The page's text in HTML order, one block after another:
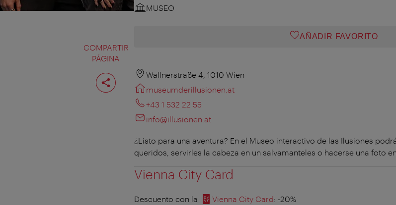
COMPARTIR
PÁGINA
Compartir
página
MUSEO
AÑADIR FAVORITO
Wallnerstraße 4, 1010 Wien
museumderillusionen.at
+43 1 532 22 55
info@illusionen.at
¿Listo para una aventura? En el Museo interactivo de las Ilusiones
queridos, servirles la cabeza en un salvamanteles o hacerse una foto
Vienna City Card
Descuento con la Vienna City Card: -20%